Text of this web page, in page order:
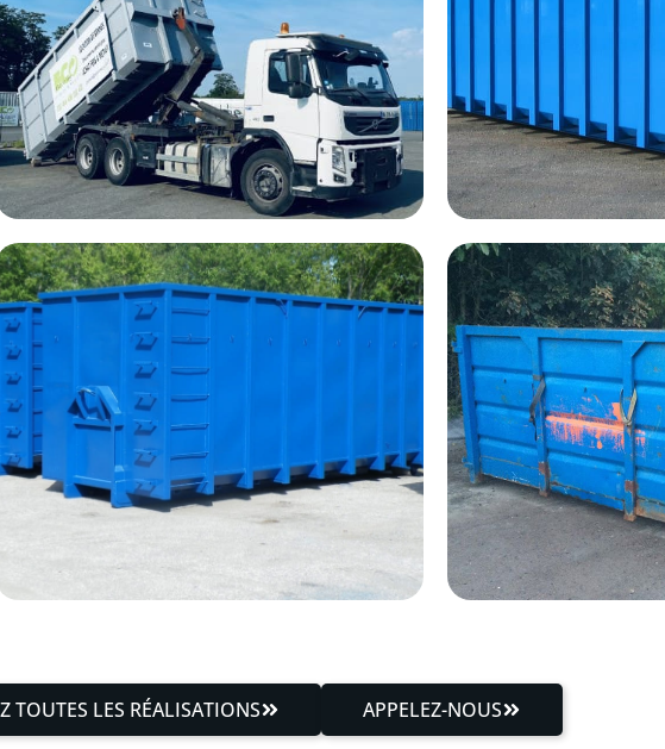
TOUTES LES RÉALISATIONS APPELEZ-NOUS